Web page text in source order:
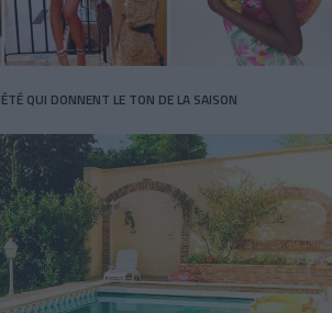
QUI DONNENT LE TON DE LA SAISON